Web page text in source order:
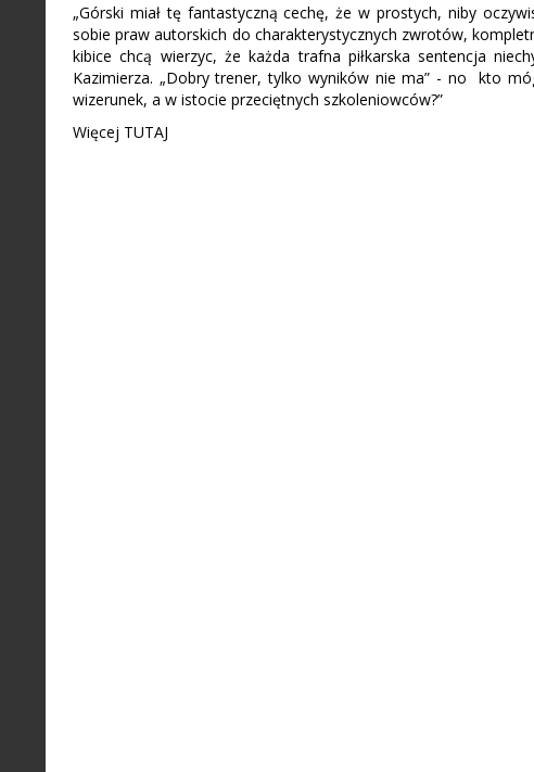
„Górski miał tę fantastyczną cechę, że w prostych, niby
sobie praw autorskich do charakterystycznych zwrotów,
kibice chcą wierzyc, że każda trafna piłkarska sentencja
Kazimierza. „Dobry trener, tylko wyników nie ma” - no kto
wizerunek, a w istocie przeciętnych szkoleniowców?”
Więcej TUTAJ